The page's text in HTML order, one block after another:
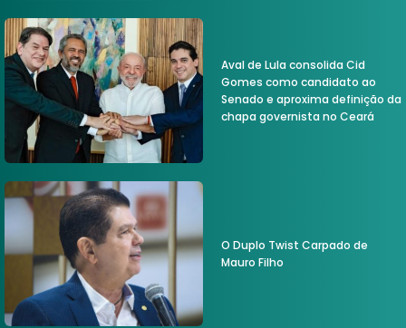
Aval de Lula consolida Cid
Gomes como candidato ao
Senado e aproxima definição da
chapa governista no Ceará
O Duplo Twist Carpado de
Mauro Filho